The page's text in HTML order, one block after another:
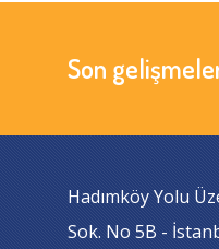
Son
Hadımköy Yolu
Sok. No 5B -